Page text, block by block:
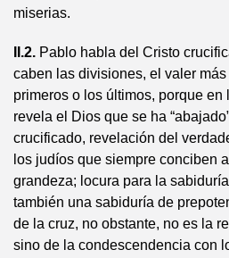
miserias.
II.2. Pablo habla del Cristo
caben las divisiones, el valer
primeros o los últimos, porque en
revela el Dios que se ha
crucificado, revelación del
los judíos que siempre conciben
grandeza; locura para la
también una sabiduría de
de la cruz, no obstante, no es la
sino de la condescendencia con